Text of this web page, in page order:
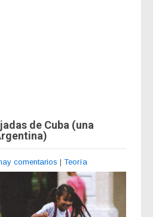
de Cuba (una
comentarios | Teoría